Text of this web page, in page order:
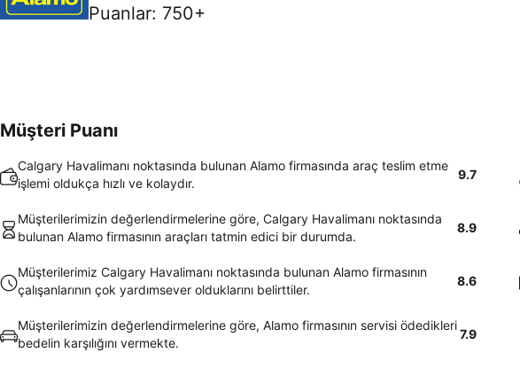
Puanlar: 750+
Müşteri Puanı
Calgary Havalimanı noktasında bulunan Alamo firmasında araç teslim etme
işlemi oldukça hızlı ve kolaydır.
9.7
Müşterilerimizin değerlendirmelerine göre, Calgary Havalimanı noktasında
bulunan Alamo firmasının araçları tatmin edici bir durumda.
8.9
Müşterilerimiz Calgary Havalimanı noktasında bulunan Alamo firmasının
çalışanlarının çok yardımsever olduklarını belirttiler.
8.6
Müşterilerimizin değerlendirmelerine göre, Alamo firmasının servisi ödedikleri
bedelin karşılığını vermekte.
7.9